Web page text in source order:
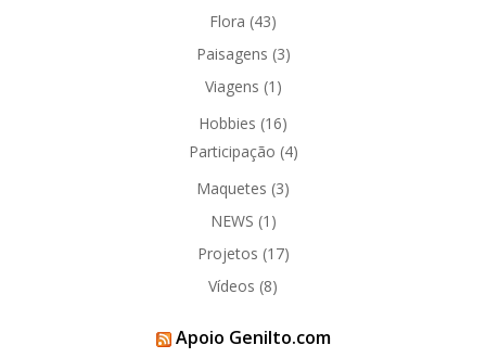
Flora (43)
Paisagens (3)
Viagens (1)
Hobbies (16)
Participação (4)
Maquetes (3)
NEWS (1)
Projetos (17)
Vídeos (8)
Apoio Genilto.com